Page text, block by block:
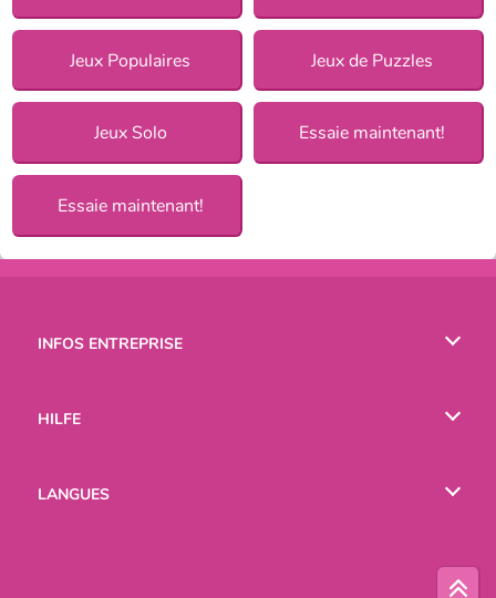
Jeux Populaires Jeux de Puzzles
Jeux Solo Essaie maintenant!
Essaie maintenant!
INFOS ENTREPRISE
HILFE
LANGUES